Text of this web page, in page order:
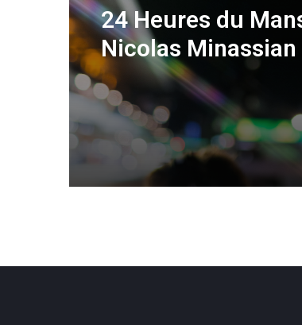
24 Heures du
Nicolas
une semaine hors